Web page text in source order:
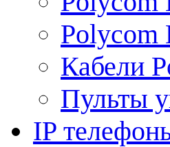
Polycom
Кабели
Пульты
IP